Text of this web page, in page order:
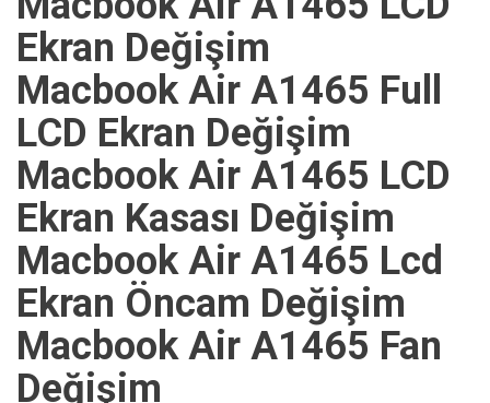
Ekran Değişim
Macbook Air A1465 Full
LCD Ekran Değişim
Macbook Air A1465 LCD
Ekran Kasası Değişim
Macbook Air A1465 Lcd
Ekran Öncam Değişim
Macbook Air A1465 Fan
Değişim